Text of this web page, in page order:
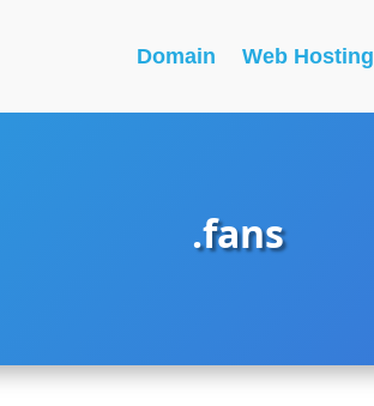
Domain Web Hosting
.fans